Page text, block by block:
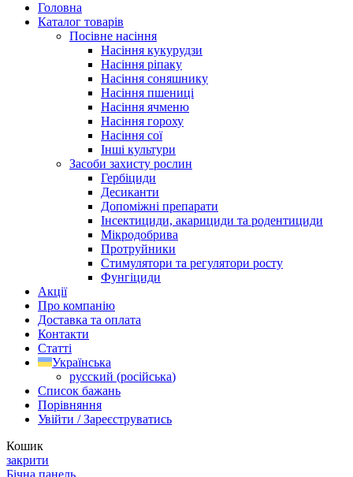
Головна
Каталог товарів
Посівне насіння
Насіння кукурудзи
Насіння ріпаку
Насіння соняшнику
Насіння пшениці
Насіння ячменю
Насіння гороху
Насіння сої
Інші культури
Засоби захисту рослин
Гербіциди
Десиканти
Допоміжні препарати
Інсектициди, акарициди та родентициди
Мікродобрива
Протруйники
Стимулятори та регулятори росту
Фунгіциди
Акції
Про компанію
Доставка та оплата
Контакти
Статті
Українська
русский (російська)
Список бажань
Порівняння
Увійти / Зареєструватись
Кошик
закрити